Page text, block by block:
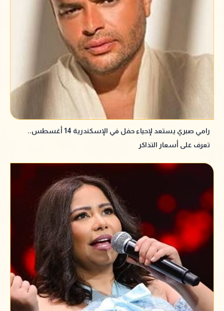
رامي صبري يستعد لإحياء حفل في الإسكندرية 14 أغسطس..
تعرف على أسعار التذاكر